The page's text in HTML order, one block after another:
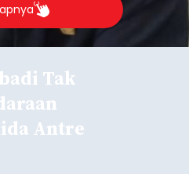
Tak
Antre